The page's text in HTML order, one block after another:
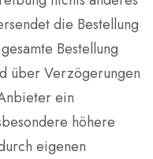
die Bestellung
Bestellung
über Verzögerungen
ein
höhere
eigenen